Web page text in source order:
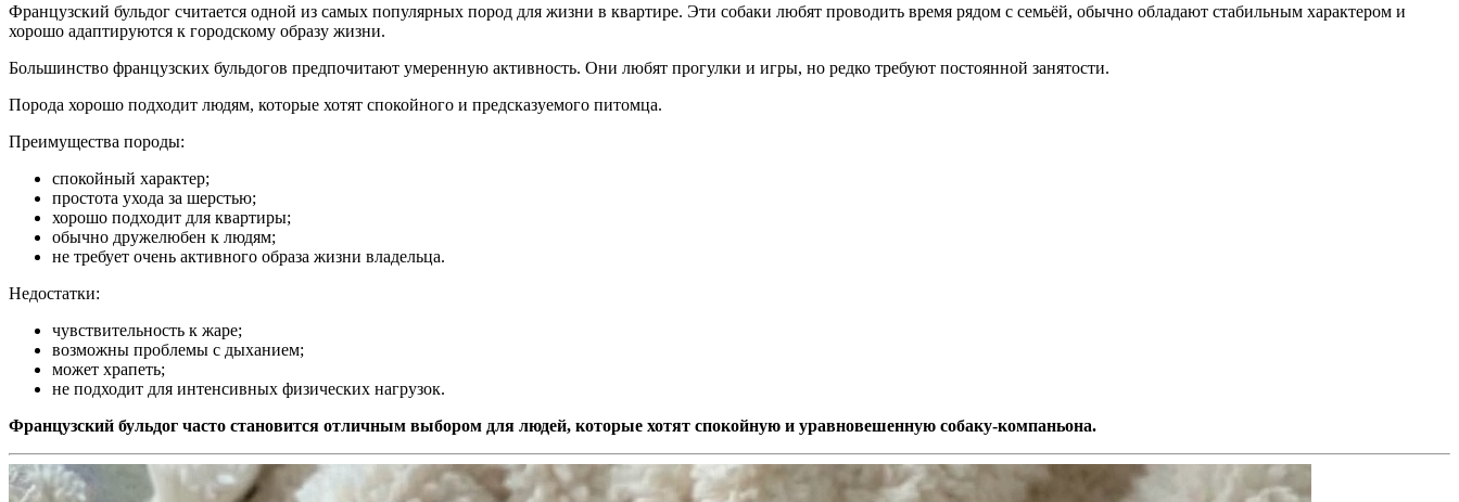
Французский бульдог считается одной из самых популярных пород для жизни в квартире. Эти собаки любят проводить время рядом с семьёй, обычно обладают стабильным характером и
хорошо адаптируются к городскому образу жизни.
Большинство французских бульдогов предпочитают умеренную активность. Они любят прогулки и игры, но редко требуют постоянной занятости.
Порода хорошо подходит людям, которые хотят спокойного и предсказуемого питомца.
Преимущества породы:
спокойный характер;
простота ухода за шерстью;
хорошо подходит для квартиры;
обычно дружелюбен к людям;
не требует очень активного образа жизни владельца.
Недостатки:
чувствительность к жаре;
возможны проблемы с дыханием;
может храпеть;
не подходит для интенсивных физических нагрузок.
Французский бульдог часто становится отличным выбором для людей, которые хотят спокойную и уравновешенную собаку-компаньона.